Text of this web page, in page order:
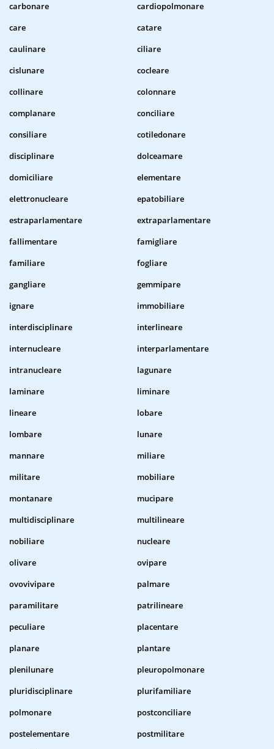
carbonare
cardiopolmonare
care
catare
caulinare
ciliare
cislunare
cocleare
collinare
colonnare
complanare
conciliare
consiliare
cotiledonare
disciplinare
dolceamare
domiciliare
elementare
elettronucleare
epatobiliare
estraparlamentare
extraparlamentare
fallimentare
famigliare
familiare
fogliare
gangliare
gemmipare
ignare
immobiliare
interdisciplinare
interlineare
internucleare
interparlamentare
intranucleare
lagunare
laminare
liminare
lineare
lobare
lombare
lunare
mannare
miliare
militare
mobiliare
montanare
mucipare
multidisciplinare
multilineare
nobiliare
nucleare
olivare
ovipare
ovovivipare
palmare
paramilitare
patrilineare
peculiare
placentare
planare
plantare
plenilunare
pleuropolmonare
pluridisciplinare
plurifamiliare
polmonare
postconciliare
postelementare
postmilitare